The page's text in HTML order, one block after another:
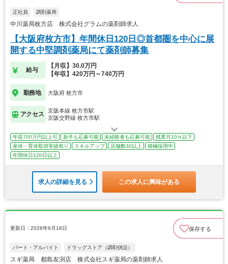
正社員 調剤薬局
中川薬局枚方店 株式会社グラムの薬剤師求人
【大阪府枚方市】年間休日120日◎首都圏を中心に展
開する中堅調剤薬局にて薬剤師募集
給与
【月収】30.0万円
【年収】420万円～740万円
勤務地 大阪府 枚方市
アクセス
京阪本線 枚方市駅
京阪交野線 枚方市駅
年収700万円以上可 新卒も応募可能 未経験者も応募可能
残業月10ｈ以下
産休・育休取得実績有り
スキルアップ 店舗数30以上
積極採用中
年間休日120日以上
求人の詳細を見る この求人に興味がある
更新日：2026年6月18日 保存する
パート・アルバイト ドラッグストア（調剤併設）
スギ薬局 都島友渕店 株式会社スギ薬局の薬剤師求人